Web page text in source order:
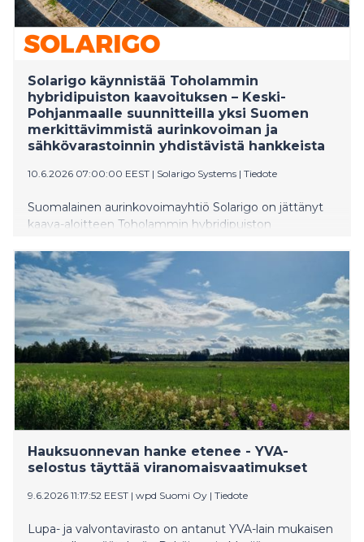
Solarigo käynnistää Toholammin
hybridipuiston kaavoituksen – Keski-
Pohjanmaalle suunnitteilla yksi Suomen
merkittävimmistä aurinkovoiman ja
sähkövarastoinnin yhdistävistä hankkeista
10.6.2026 07:00:00 EEST | Solarigo Systems | Tiedote
Suomalainen aurinkovoimayhtiö Solarigo on jättänyt
kaava-aloitteen Toholammin hybridipuiston
aurinkovoiman ja sähkövaraston (battery energy
storage system, BESS), ja sen tavoitteena on
vahvistaa alueen asemaa puhtaan energiantuotannon
keskittymänä.
Hauksuonnevan hanke etenee - YVA-
selostus täyttää viranomaisvaatimukset
9.6.2026 11:17:52 EEST | wpd Suomi Oy | Tiedote
Lupa- ja valvontavirasto on antanut YVA-lain mukaisen